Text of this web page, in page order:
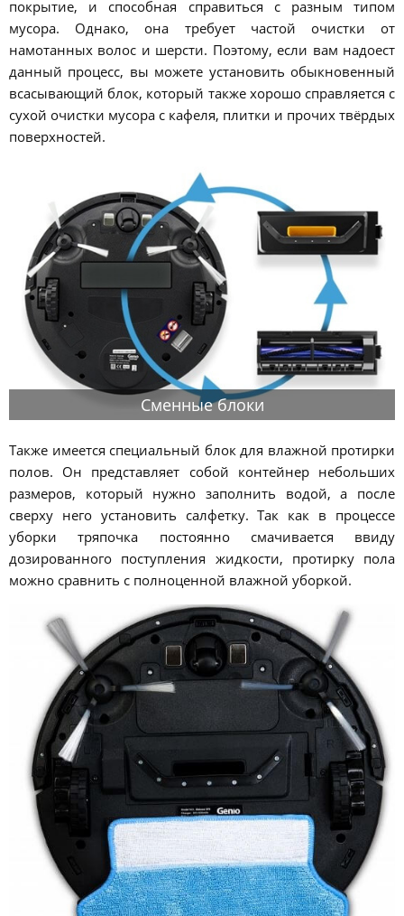
покрытие, и способная справиться с разным типом
мусора. Однако, она требует частой очистки от
намотанных волос и шерсти. Поэтому, если вам надоест
данный процесс, вы можете установить обыкновенный
всасывающий блок, который также хорошо справляется с
сухой очистки мусора с кафеля, плитки и прочих твёрдых
поверхностей.
Сменные блоки
Также имеется специальный блок для влажной протирки
полов. Он представляет собой контейнер небольших
размеров, который нужно заполнить водой, а после
сверху него установить салфетку. Так как в процессе
уборки тряпочка постоянно смачивается ввиду
дозированного поступления жидкости, протирку пола
можно сравнить с полноценной влажной уборкой.